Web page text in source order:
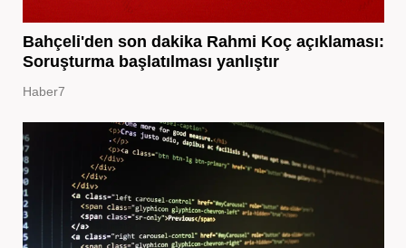
Bahçeli'den son dakika Rahmi Koç açıklaması:
Soruşturma başlatılması yanlıştır
Haber7